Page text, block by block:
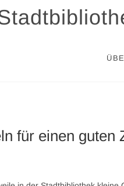
für einen guten